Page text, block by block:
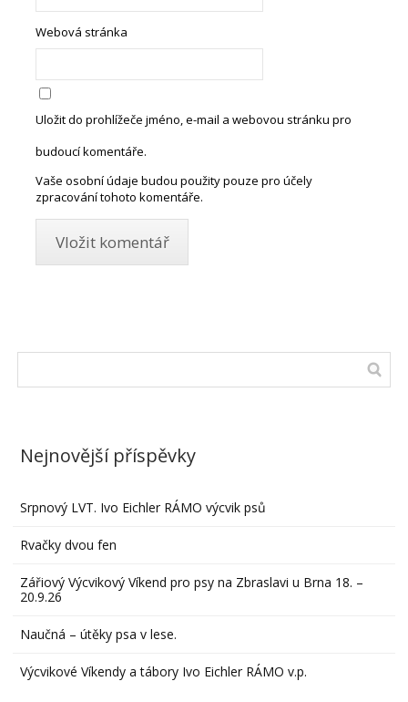
Webová stránka
Uložit do prohlížeče jméno, e-mail a webovou stránku pro
budoucí komentáře.
Vaše osobní údaje budou použity pouze pro účely
zpracování tohoto komentáře.
Nejnovější příspěvky
Srpnový LVT. Ivo Eichler RÁMO výcvik psů
Rvačky dvou fen
Zářiový Výcvikový Víkend pro psy na Zbraslavi u Brna 18. –
20.9.26
Naučná – útěky psa v lese.
Výcvikové Víkendy a tábory Ivo Eichler RÁMO v.p.